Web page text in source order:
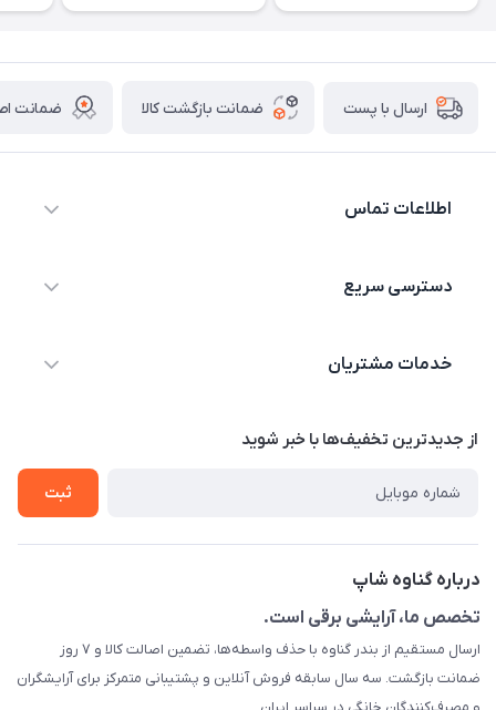
ارسال با پست ضمانت بازگشت کالا ضمانت
اطلاعات تماس
دسترسی سریع
راهنما
ارسال کالا
تست و مرجوعی
رهگیری مرسولات پستی
قوانین ما
خدمات مشتریان
راهنما
از جدید‌ترین تخفیف‌ها با‌ خبر شوید
ثبت
درباره گناوه شاپ
تخصص ما، آرایشی برقی است.
ارسال مستقیم از بندر گناوه با حذف واسطه‌ها، تضمین اصالت کالا و ۷ روز
ضمانت بازگشت. سه سال سابقه فروش آنلاین و پشتیبانی متمرکز برای آرایشگران